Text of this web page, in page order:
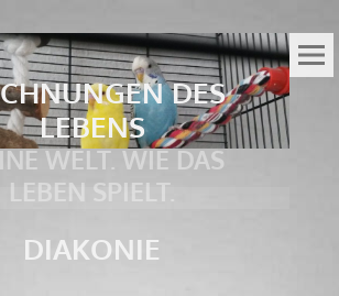
DES
LEBENS
WELT. WIE DAS
LEBEN SPIELT.
DIAKONIE